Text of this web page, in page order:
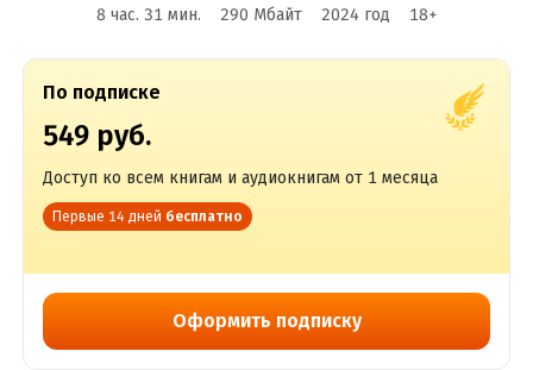
8 час. 31 мин. 290 Мбайт 2024 год 18+
По подписке
549 руб.
Доступ ко всем книгам и аудиокнигам от 1 месяца
Первые 14 дней бесплатно
Оформить подписку